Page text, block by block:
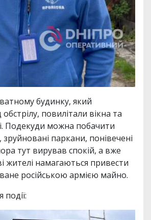
будинку, який
повилітали вікна та
Подекуди можна побачити
зруйновані паркани, понівечені
тут вирував спокій, а вже
жителі намагаються привести
російською армією майно.